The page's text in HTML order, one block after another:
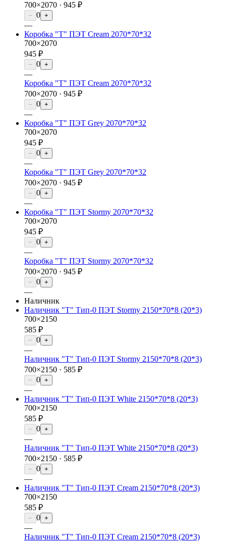
700×2070 · 945 ₽
− 0 +
—
Коробка "Т" ПЭТ Cream 2070*70*32
700×2070
945 ₽
− 0 +
—
Коробка "Т" ПЭТ Cream 2070*70*32
700×2070 · 945 ₽
− 0 +
—
Коробка "Т" ПЭТ Grey 2070*70*32
700×2070
945 ₽
− 0 +
—
Коробка "Т" ПЭТ Grey 2070*70*32
700×2070 · 945 ₽
− 0 +
—
Коробка "Т" ПЭТ Stormy 2070*70*32
700×2070
945 ₽
− 0 +
—
Коробка "Т" ПЭТ Stormy 2070*70*32
700×2070 · 945 ₽
− 0 +
—
Наличник
Наличник "Т" Тип-0 ПЭТ Stormy 2150*70*8 (20*3)
700×2150
585 ₽
− 0 +
—
Наличник "Т" Тип-0 ПЭТ Stormy 2150*70*8 (20*3)
700×2150 · 585 ₽
− 0 +
—
Наличник "Т" Тип-0 ПЭТ White 2150*70*8 (20*3)
700×2150
585 ₽
− 0 +
—
Наличник "Т" Тип-0 ПЭТ White 2150*70*8 (20*3)
700×2150 · 585 ₽
− 0 +
—
Наличник "Т" Тип-0 ПЭТ Cream 2150*70*8 (20*3)
700×2150
585 ₽
− 0 +
—
Наличник "Т" Тип-0 ПЭТ Cream 2150*70*8 (20*3)